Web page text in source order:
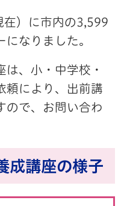
）に市内の3,599
になりました。
、小・中学校・
頼により、出前講
ので、お問い合わ
成講座の様子